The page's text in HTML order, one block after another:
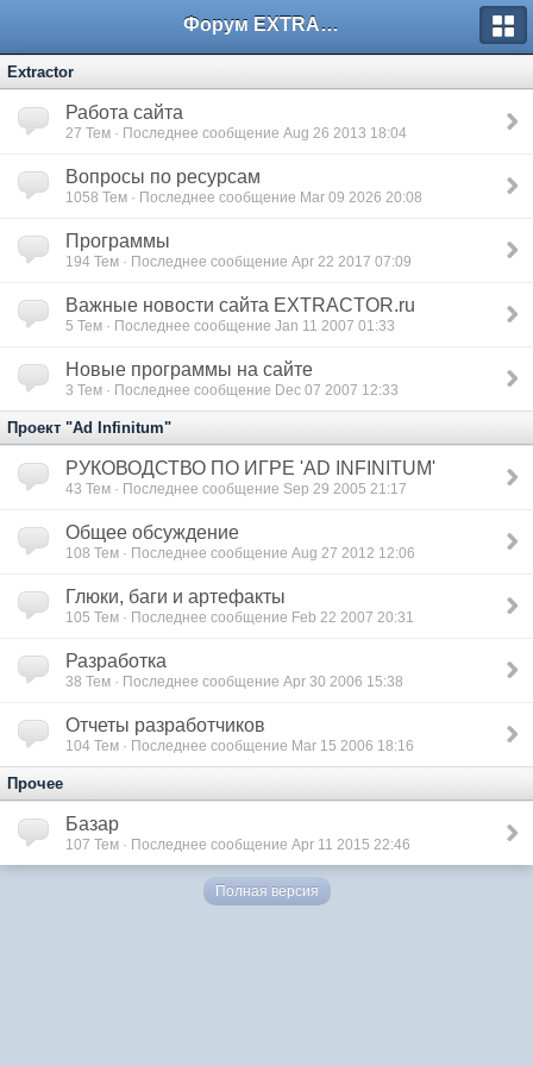
Форум EXTRACTOR.ru
Extractor
Работа сайта
27 Тем · Последнее сообщение Aug 26 2013 18:04
Вопросы по ресурсам
1058 Тем · Последнее сообщение Mar 09 2026 20:08
Программы
194 Тем · Последнее сообщение Apr 22 2017 07:09
Важные новости сайта EXTRACTOR.ru
5 Тем · Последнее сообщение Jan 11 2007 01:33
Новые программы на сайте
3 Тем · Последнее сообщение Dec 07 2007 12:33
Проект "Ad Infinitum"
РУКОВОДСТВО ПО ИГРЕ 'AD INFINITUM'
43 Тем · Последнее сообщение Sep 29 2005 21:17
Общее обсуждение
108 Тем · Последнее сообщение Aug 27 2012 12:06
Глюки, баги и артефакты
105 Тем · Последнее сообщение Feb 22 2007 20:31
Разработка
38 Тем · Последнее сообщение Apr 30 2006 15:38
Отчеты разработчиков
104 Тем · Последнее сообщение Mar 15 2006 18:16
Прочее
Базар
107 Тем · Последнее сообщение Apr 11 2015 22:46
Полная версия